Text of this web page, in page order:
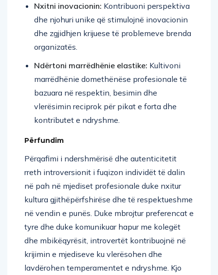
Nxitni inovacionin: Kontribuoni perspektiva
dhe njohuri unike që stimulojnë inovacionin
dhe zgjidhjen krijuese të problemeve brenda
organizatës.
Ndërtoni marrëdhënie elastike: Kultivoni
marrëdhënie domethënëse profesionale të
bazuara në respektin, besimin dhe
vlerësimin reciprok për pikat e forta dhe
kontributet e ndryshme.
Përfundim
Përqafimi i ndershmërisë dhe autenticitetit
rreth introversionit i fuqizon individët të dalin
në pah në mjediset profesionale duke nxitur
kultura gjithëpërfshirëse dhe të respektueshme
në vendin e punës. Duke mbrojtur preferencat e
tyre dhe duke komunikuar hapur me kolegët
dhe mbikëqyrësit, introvertët kontribuojnë në
krijimin e mjediseve ku vlerësohen dhe
lavdërohen temperamentet e ndryshme. Kjo